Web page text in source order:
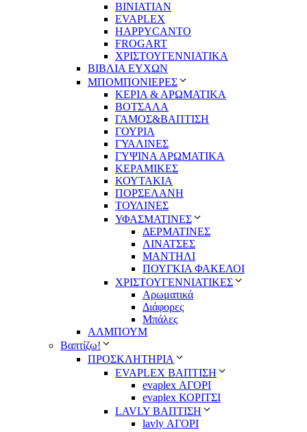
BINIATIAN
EVAPLEX
HAPPYCANTO
FROGART
ΧΡΙΣΤΟΥΓΕΝΝΙΑΤΙΚΑ
ΒΙΒΛΙΑ ΕΥΧΩΝ
ΜΠΟΜΠΟΝΙΕΡΕΣ
ΚΕΡΙΑ & ΑΡΩΜΑΤΙΚΑ
ΒΟΤΣΑΛΑ
ΓΑΜΟΣ&ΒΑΠΤΙΣΗ
ΓΟΥΡΙΑ
ΓΥΑΛΙΝΕΣ
ΓΥΨΙΝΑ ΑΡΩΜΑΤΙΚΑ
ΚΕΡΑΜΙΚΕΣ
ΚΟΥΤΑΚΙΑ
ΠΟΡΣΕΛΑΝΗ
ΤΟΥΛΙΝΕΣ
ΥΦΑΣΜΑΤΙΝΕΣ
ΔΕΡΜΑΤΙΝΕΣ
ΛΙΝΑΤΣΕΣ
ΜΑΝΤΗΛΙ
ΠΟΥΓΚΙΑ ΦΑΚΕΛΟΙ
ΧΡΙΣΤΟΥΓΕΝΝΙΑΤΙΚΕΣ
Αρωματικά
Διάφορες
Μπάλες
ΑΛΜΠΟΥΜ
Βαπτίζω!
ΠΡΟΣΚΛΗΤΗΡΙΑ
EVAPLEX ΒΑΠΤΙΣΗ
evaplex ΑΓΟΡΙ
evaplex ΚΟΡΙΤΣΙ
LAVLY ΒΑΠΤΙΣΗ
lavly ΑΓΟΡΙ